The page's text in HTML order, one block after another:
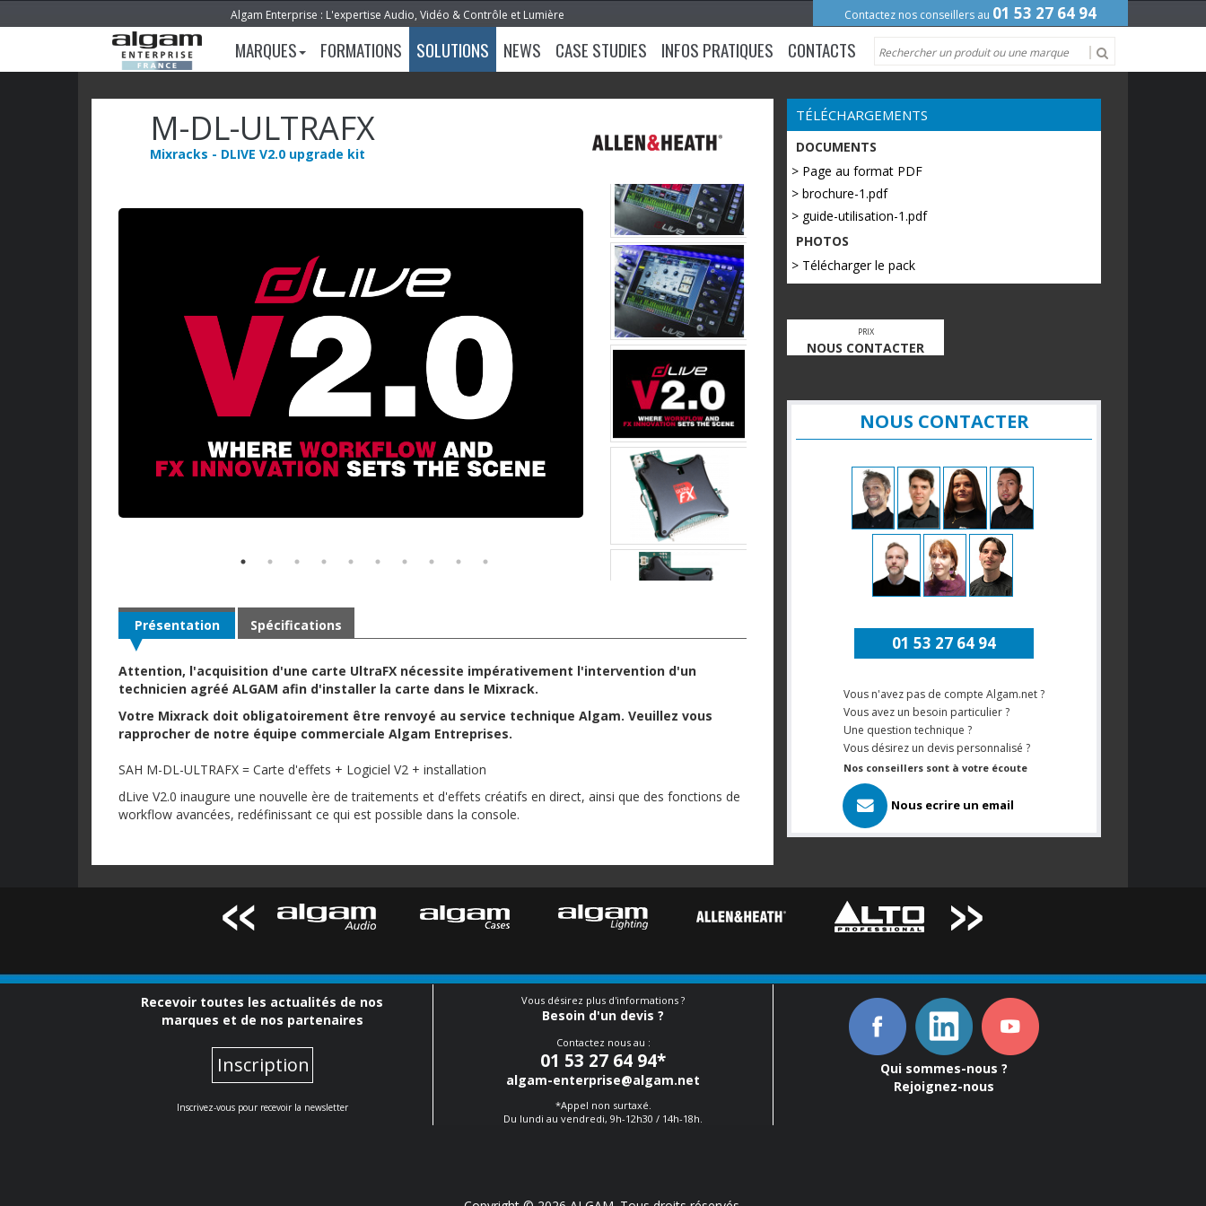
Algam Enterprise : L'expertise Audio, Vidéo & Contrôle et Lumière Contactez nos conseillers au 01 53 27 64 94
MARQUES FORMATIONS SOLUTIONS NEWS CASE STUDIES INFOS PRATIQUES CONTACTS
M-DL-ULTRAFX
Mixracks - DLIVE V2.0 upgrade kit
Présentation
Attention, l'acquisition d'une carte UltraFX nécessite impérativement l'intervention d'un
technicien agréé ALGAM afin d'installer la carte dans le Mixrack.
Votre Mixrack doit obligatoirement être renvoyé au service technique Algam. Veuillez vous
rapprocher de notre équipe commerciale Algam Entreprises.
SAH M-DL-ULTRAFX = Carte d'effets + Logiciel V2 + installation
dLive V2.0 inaugure une nouvelle ère de traitements et d'effets créatifs en direct, ainsi que des fonctions de
workflow avancées, redéfinissant ce qui est possible dans la console.
Spécifications
TÉLÉCHARGEMENTS
DOCUMENTS
> Page au format PDF
> brochure-1.pdf
> guide-utilisation-1.pdf
PHOTOS
> Télécharger le pack
PRIX
NOUS CONTACTER
NOUS CONTACTER
01 53 27 64 94
Vous n'avez pas de compte Algam.net ?
Vous avez un besoin particulier ?
Une question technique ?
Vous désirez un devis personnalisé ?
Nos conseillers sont à votre écoute
Nous ecrire un email
Recevoir toutes les actualités de nos
marques et de nos partenaires
Inscription
Inscrivez-vous pour recevoir la newsletter
Vous désirez plus d'informations ?
Besoin d'un devis ?
Contactez nous au :
01 53 27 64 94*
algam-enterprise@algam.net
*Appel non surtaxé.
Du lundi au vendredi, 9h-12h30 / 14h-18h.
Qui sommes-nous ?
Rejoignez-nous